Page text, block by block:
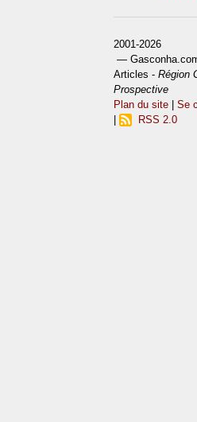
2001-2026
—
Articles -Région
Prospective
Plan du site |Se
RSS 2.0